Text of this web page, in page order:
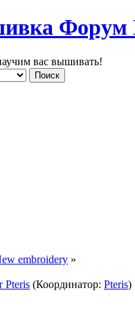
вас вышивать!
embroidery »
(Координатор: Pteris)